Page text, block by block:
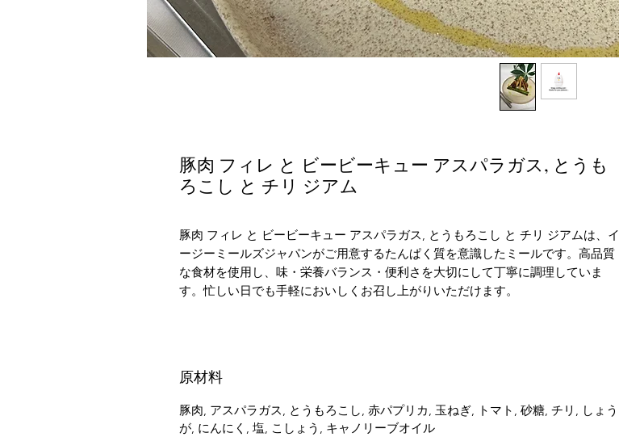
豚肉 フィレ と ビービーキュー アスパラガス, とうも
ろこし と チリ ジアム
豚肉 フィレ と ビービーキュー アスパラガス, とうもろこし と チリ ジアムは、イ
ージーミールズジャパンがご用意するたんぱく質を意識したミールです。高品質
な食材を使用し、味・栄養バランス・便利さを大切にして丁寧に調理していま
す。忙しい日でも手軽においしくお召し上がりいただけます。
原材料
豚肉, アスパラガス, とうもろこし, 赤パプリカ, 玉ねぎ, トマト, 砂糖, チリ, しょう
が, にんにく, 塩, こしょう, キャノリーブオイル